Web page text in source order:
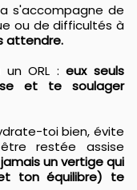
s'accompagne de
ou de difficultés à
attendre.
un ORL :eux seuls
et te soulager
toi bien, évite
restée assise
un vertige qui
ton équilibre) te